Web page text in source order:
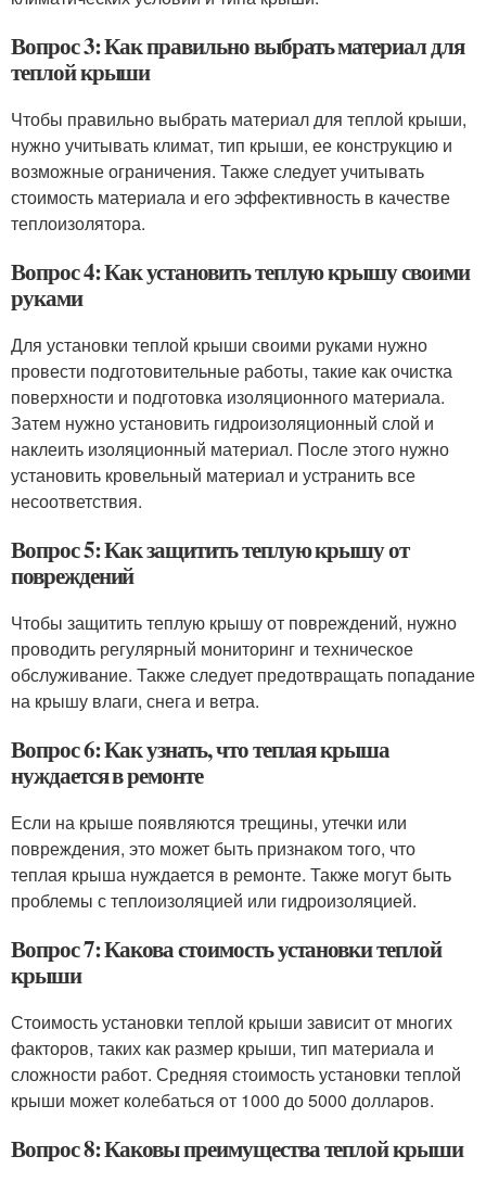
Вопрос 3: Как правильно выбрать материал для
теплой крыши
Чтобы правильно выбрать материал для теплой крыши,
нужно учитывать климат, тип крыши, ее конструкцию и
возможные ограничения. Также следует учитывать
стоимость материала и его эффективность в качестве
теплоизолятора.
Вопрос 4: Как установить теплую крышу своими
руками
Для установки теплой крыши своими руками нужно
провести подготовительные работы, такие как очистка
поверхности и подготовка изоляционного материала.
Затем нужно установить гидроизоляционный слой и
наклеить изоляционный материал. После этого нужно
установить кровельный материал и устранить все
несоответствия.
Вопрос 5: Как защитить теплую крышу от
повреждений
Чтобы защитить теплую крышу от повреждений, нужно
проводить регулярный мониторинг и техническое
обслуживание. Также следует предотвращать попадание
на крышу влаги, снега и ветра.
Вопрос 6: Как узнать, что теплая крыша
нуждается в ремонте
Если на крыше появляются трещины, утечки или
повреждения, это может быть признаком того, что
теплая крыша нуждается в ремонте. Также могут быть
проблемы с теплоизоляцией или гидроизоляцией.
Вопрос 7: Какова стоимость установки теплой
крыши
Стоимость установки теплой крыши зависит от многих
факторов, таких как размер крыши, тип материала и
сложности работ. Средняя стоимость установки теплой
крыши может колебаться от 1000 до 5000 долларов.
Вопрос 8: Каковы преимущества теплой крыши